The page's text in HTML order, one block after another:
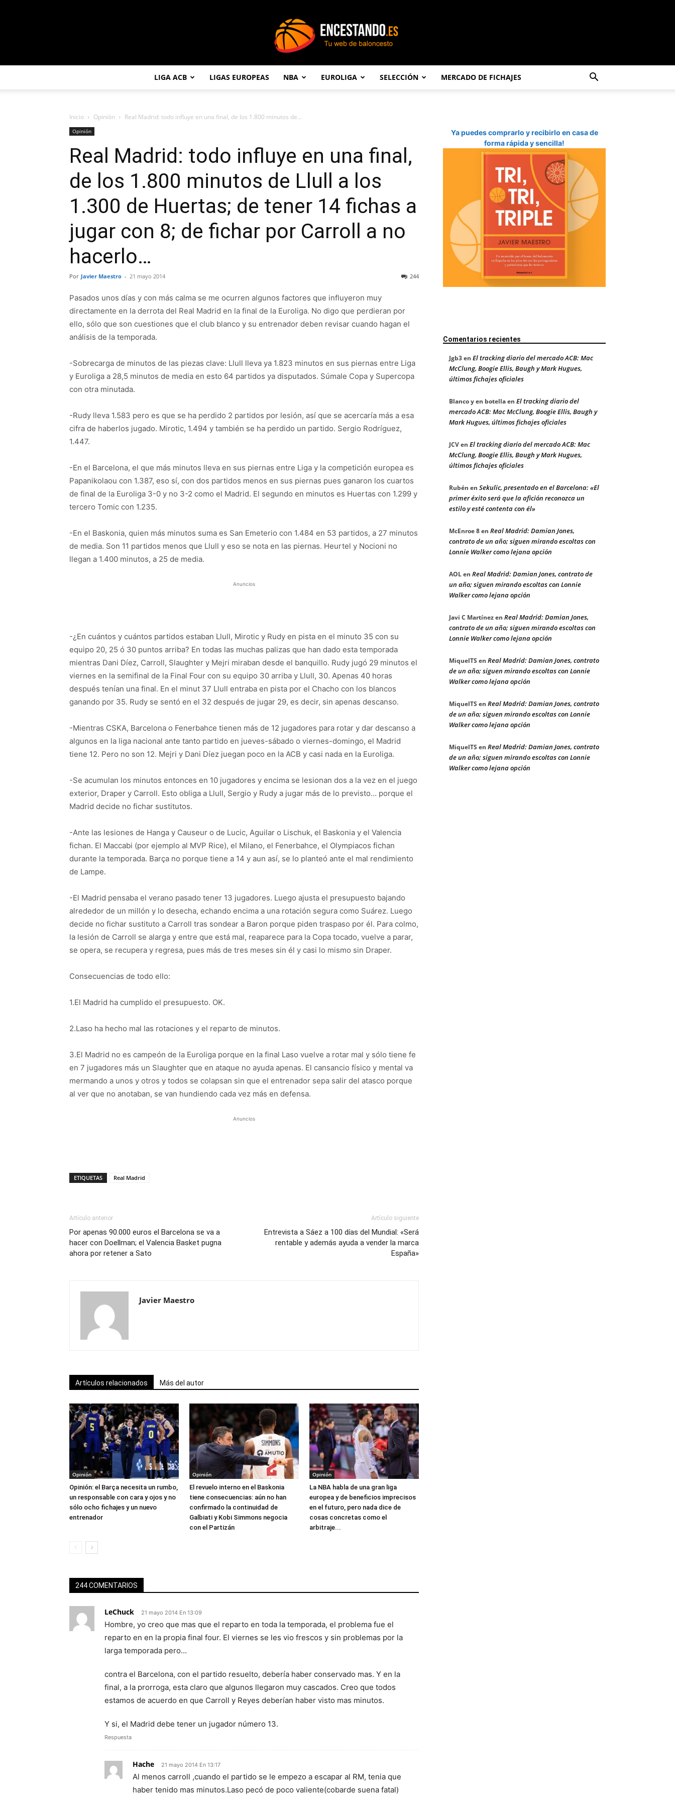
LIGA ACB LIGAS EUROPEAS NBA EUROLIGA SELECCIÓN MERCADO DE FICHAJES
Inicio Opinión Real Madrid: todo influye en una final, de los 1.800 minutos de...
Opinión
Real Madrid: todo influye en una final,
de los 1.800 minutos de Llull a los
1.300 de Huertas; de tener 14 fichas a
jugar con 8; de fichar por Carroll a no
hacerlo…
Por Javier Maestro - 21 mayo 2014 244
Pasados unos días y con más calma se me ocurren algunos factores que influyeron muy
directamente en la derrota del Real Madrid en la final de la Euroliga. No digo que perdieran por
ello, sólo que son cuestiones que el club blanco y su entrenador deben revisar cuando hagan el
análisis de la temporada.
-Sobrecarga de minutos de las piezas clave: Llull lleva ya 1.823 minutos en sus piernas entre Liga
y Euroliga a 28,5 minutos de media en esto 64 partidos ya disputados. Súmale Copa y Supercopa
con otra minutada.
-Rudy lleva 1.583 pero es que se ha perdido 2 partidos por lesión, así que se acercaría más a esa
cifra de haberlos jugado. Mirotic, 1.494 y también se ha perdido un partido. Sergio Rodríguez,
1.447.
-En el Barcelona, el que más minutos lleva en sus piernas entre Liga y la competición europea es
Papanikolaou con 1.387, eso sí, con dos partidos menos en sus piernas pues ganaron los cuartos
de final de la Euroliga 3-0 y no 3-2 como el Madrid. El segundo en minutos es Huertas con 1.299 y
tercero Tomic con 1.235.
-En el Baskonia, quien más minutos suma es San Emeterio con 1.484 en 53 partidos, a 27 minutos
de media. Son 11 partidos menos que Llull y eso se nota en las piernas. Heurtel y Nocioni no
llegan a 1.400 minutos, a 25 de media.
Anuncios
-¿En cuántos y cuántos partidos estaban Llull, Mirotic y Rudy en pista en el minuto 35 con su
equipo 20, 25 ó 30 puntos arriba? En todas las muchas palizas que han dado esta temporada
mientras Dani Díez, Carroll, Slaughter y Mejri miraban desde el banquillo. Rudy jugó 29 minutos el
viernes en la semifinal de la Final Four con su equipo 30 arriba y Llull, 30. Apenas 40 horas
después tenían una final. En el minut 37 Llull entraba en pista por el Chacho con los blancos
ganando por 35. Rudy se sentó en el 32 después de jugar 29, es decir, sin apenas descanso.
-Mientras CSKA, Barcelona o Fenerbahce tienen más de 12 jugadores para rotar y dar descanso a
algunos en la liga nacional ante tanto partido en jueves-sábado o viernes-domingo, el Madrid
tiene 12. Pero no son 12. Mejri y Dani Díez juegan poco en la ACB y casi nada en la Euroliga.
-Se acumulan los minutos entonces en 10 jugadores y encima se lesionan dos a la vez en el juego
exterior, Draper y Carroll. Esto obliga a Llull, Sergio y Rudy a jugar más de lo previsto… porque el
Madrid decide no fichar sustitutos.
-Ante las lesiones de Hanga y Causeur o de Lucic, Aguilar o Lischuk, el Baskonia y el Valencia
fichan. El Maccabi (por ejemplo al MVP Rice), el Milano, el Fenerbahce, el Olympiacos fichan
durante la temporada. Barça no porque tiene a 14 y aun así, se lo planteó ante el mal rendimiento
de Lampe.
-El Madrid pensaba el verano pasado tener 13 jugadores. Luego ajusta el presupuesto bajando
alrededor de un millón y lo desecha, echando encima a una rotación segura como Suárez. Luego
decide no fichar sustituto a Carroll tras sondear a Baron porque piden traspaso por él. Para colmo,
la lesión de Carroll se alarga y entre que está mal, reaparece para la Copa tocado, vuelve a parar,
se opera, se recupera y regresa, pues más de tres meses sin él y casi lo mismo sin Draper.
Consecuencias de todo ello:
1.El Madrid ha cumplido el presupuesto. OK.
2.Laso ha hecho mal las rotaciones y el reparto de minutos.
3.El Madrid no es campeón de la Euroliga porque en la final Laso vuelve a rotar mal y sólo tiene fe
en 7 jugadores más un Slaughter que en ataque no ayuda apenas. El cansancio físico y mental va
mermando a unos y otros y todos se colapsan sin que el entrenador sepa salir del atasco porque
al ver que no anotaban, se van hundiendo cada vez más en defensa.
Anuncios
ETIQUETAS Real Madrid
Artículo anterior
Por apenas 90.000 euros el Barcelona se va a
hacer con Doellman; el Valencia Basket pugna
ahora por retener a Sato
Artículo siguiente
Entrevista a Sáez a 100 días del Mundial: «Será
rentable y además ayuda a vender la marca
España»
Javier Maestro
Artículos relacionados Más del autor
Opinión
Opinión: el Barça necesita un rumbo,
un responsable con cara y ojos y no
sólo ocho fichajes y un nuevo
entrenador
Opinión
El revuelo interno en el Baskonia
tiene consecuencias: aún no han
confirmado la continuidad de
Galbiati y Kobi Simmons negocia
con el Partizán
Opinión
La NBA habla de una gran liga
europea y de beneficios imprecisos
en el futuro, pero nada dice de
cosas concretas como el
arbitraje...
244 COMENTARIOS
LeChuck 21 mayo 2014 En 13:09
Hombre, yo creo que mas que el reparto en toda la temporada, el problema fue el
reparto en en la propia final four. El viernes se les vio frescos y sin problemas por la
larga temporada pero…
contra el Barcelona, con el partido resuelto, debería haber conservado mas. Y en la
final, a la prorroga, esta claro que algunos llegaron muy cascados. Creo que todos
estamos de acuerdo en que Carroll y Reyes deberían haber visto mas minutos.
Y si, el Madrid debe tener un jugador número 13.
Respuesta
Hache 21 mayo 2014 En 13:17
Al menos carroll ,cuando el partido se le empezo a escapar al RM, tenia que
haber tenido mas minutos.Laso pecó de poco valiente(cobarde suena fatal)
Ya puedes comprarlo y recibirlo en casa de
forma rápida y sencilla!
Comentarios recientes
Jgb3en El tracking diario del mercado ACB: Mac
McClung, Boogie Ellis, Baugh y Mark Hugues,
últimos fichajes oficiales
Blanco y en botellaen El tracking diario del
mercado ACB: Mac McClung, Boogie Ellis, Baugh y
Mark Hugues, últimos fichajes oficiales
JCVen El tracking diario del mercado ACB: Mac
McClung, Boogie Ellis, Baugh y Mark Hugues,
últimos fichajes oficiales
Rubén en Sekulic, presentado en el Barcelona: «El
primer éxito será que la afición reconozca un
estilo y esté contenta con él»
McEnroe 8en Real Madrid: Damian Jones,
contrato de un año; siguen mirando escoltas con
Lonnie Walker como lejana opción
AOLen Real Madrid: Damian Jones, contrato de
un año; siguen mirando escoltas con Lonnie
Walker como lejana opción
Javi C Martínezen Real Madrid: Damian Jones,
contrato de un año; siguen mirando escoltas con
Lonnie Walker como lejana opción
MiquelTS en Real Madrid: Damian Jones, contrato
de un año; siguen mirando escoltas con Lonnie
Walker como lejana opción
MiquelTS en Real Madrid: Damian Jones, contrato
de un año; siguen mirando escoltas con Lonnie
Walker como lejana opción
MiquelTS en Real Madrid: Damian Jones, contrato
de un año; siguen mirando escoltas con Lonnie
Walker como lejana opción